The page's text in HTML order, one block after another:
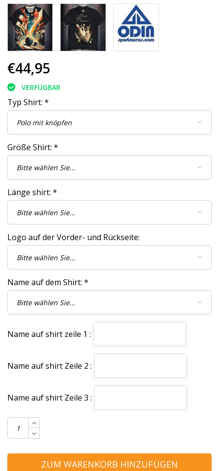
€44,95
VERFÜGBAR
Typ Shirt: *
Größe Shirt: *
Länge shirt: *
Logo auf der Vorder- und Rückseite:
Name auf dem Shirt: *
Name auf shirt zeile 1 :
Name auf shirt Zeile 2 :
Name auf shirt Zeile 3 :
ZUM WARENKORB HINZUFÜGEN